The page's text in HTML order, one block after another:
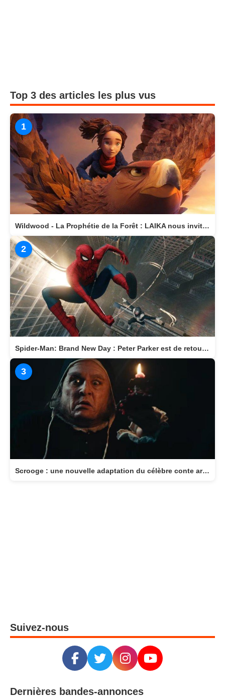
Top 3 des articles les plus vus
1
Wildwood - La Prophétie de la Forêt : LAIKA nous invite dans un monde magique
2
Spider-Man: Brand New Day : Peter Parker est de retour au cinéma le 29 juillet
3
Scrooge : une nouvelle adaptation du célèbre conte arrive au cinéma le 11 novembre
Suivez-nous
Dernières bandes-annonces